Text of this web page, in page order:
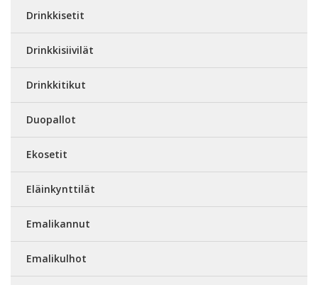
Drinkkisetit
Drinkkisiivilät
Drinkkitikut
Duopallot
Ekosetit
Eläinkynttilät
Emalikannut
Emalikulhot